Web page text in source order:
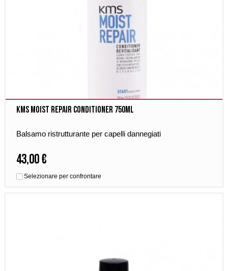
Kms Moist Repair Conditioner 750ml
Balsamo ristrutturante per capelli dannegiati
43,00 €
Selezionare per confrontare